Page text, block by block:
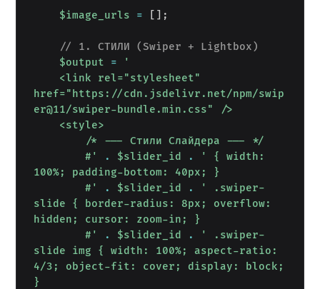
$image_urls = [ ] ;
// 1. СТИЛИ (Swiper + Lightbox)
$output
=
'
href="https://cdn.jsdelivr.net/npm/swip
er@11/swiper-bundle.min.css" />
        #'
. $slider_id .
' { width:
100%; padding-bottom: 40px; }
        #'
. $slider_id .
' .swiper-
slide { border-radius: 8px; overflow:
hidden; cursor: zoom-in; }
        #'
. $slider_id .
' .swiper-
slide img { width: 100%; aspect-ratio:
4/3; object-fit: cover; display: block;
}